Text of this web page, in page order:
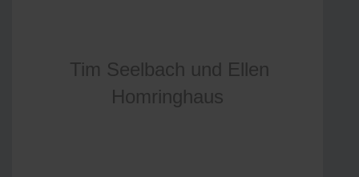
Tim Seelbach und Ellen
Homringhaus